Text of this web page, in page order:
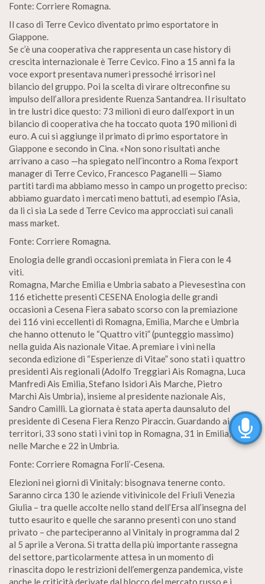
Fonte: Corriere Romagna.
Il caso di Terre Cevico diventato primo esportatore in
Giappone.
Se c’è una cooperativa che rappresenta un case history di
crescita internazionale è Terre Cevico. Fino a 15 anni fa la
voce export presentava numeri pressoché irrisori nel
bilancio del gruppo. Poi la scelta di virare oltreconfine su
impulso dell’allora presidente Ruenza Santandrea. Il risultato
in tre lustri dice questo: 73 milioni di euro dall’export in un
bilancio di cooperativa che ha toccato quota 190 milioni di
euro. A cui si aggiunge il primato di primo esportatore in
Giappone e secondo in Cina. «Non sono risultati anche
arrivano a caso —ha spiegato nell’incontro a Roma l’export
manager di Terre Cevico, Francesco Paganelli — Siamo
partiti tardi ma abbiamo messo in campo un progetto preciso:
abbiamo guardato i mercati meno battuti, ad esempio l’Asia,
da li ci sia La sede d Terre Cevico ma approcciati sui canali
mass market.
Fonte: Corriere Romagna.
Enologia delle grandi occasioni premiata in Fiera con le 4
viti.
Romagna, Marche Emilia e Umbria sabato a Pievesestina con
116 etichette presenti CESENA Enologia delle grandi
occasioni a Cesena Fiera sabato scorso con la premiazione
dei 116 vini eccellenti di Romagna, Emilia, Marche e Umbria
che hanno ottenuto le “Quattro viti” (punteggio massimo)
nella guida Ais nazionale Vitae. A premiare i vini nella
seconda edizione di “Esperienze di Vitae” sono stati i quattro
presidenti Ais regionali (Adolfo Treggiari Ais Romagna, Luca
Manfredi Ais Emilia, Stefano Isidori Ais Marche, Pietro
Marchi Ais Umbria), insieme al presidente nazionale Ais,
Sandro Camilli. La giornata è stata aperta daunsaluto del
presidente di Cesena Fiera Renzo Piraccin. Guardando ai
territori, 33 sono stati i vini top in Romagna, 31 in Emilia, 30
nelle Marche e 22 in Umbria.
Fonte: Corriere Romagna Forli’-Cesena.
Elezioni nei giorni di Vinitaly: bisognava tenerne conto.
Saranno circa 130 le aziende vitivinicole del Friuli Venezia
Giulia – tra quelle accolte nello stand dell’Ersa all’insegna del
tutto esaurito e quelle che saranno presenti con uno stand
privato – che parteciperanno al Vinitaly in programma dal 2
al 5 aprile a Verona. Si tratta della più importante rassegna
del settore, particolarmente attesa in un momento di
rinascita dopo le restrizioni dell’emergenza pandemica, viste
anche le criticità derivate dal blocco del mercato russo e i